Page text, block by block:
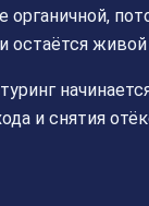
органичной,
остаётся живой
и снятия